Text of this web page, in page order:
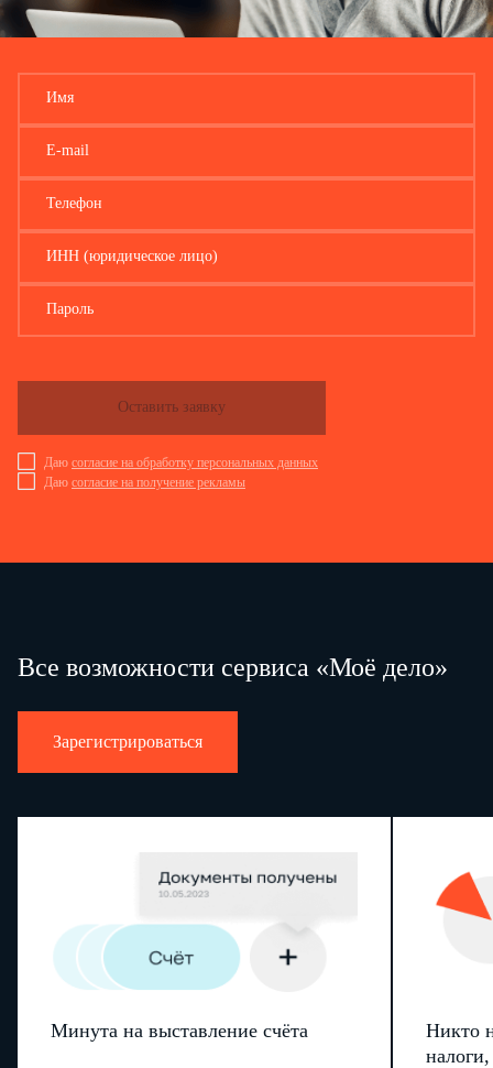
Имя
E-mail
Телефон
ИНН (юридическое лицо)
Пароль
Даю согласие на обработку персональных данных
Даю согласие на получение рекламы
Оставить заявку
Все возможности сервиса «Моё дело»
Зарегистрироваться
Минута на выставление счёта
Никто